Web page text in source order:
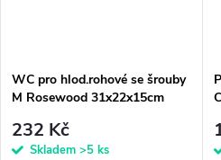
WC pro hlod.rohové se šrouby
M Rosewood 31x22x15cm
232 Kč
Skladem >5 ks